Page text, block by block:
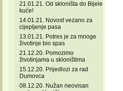
21.01.21. Od skloništa do Bijele
kuće!
14.01.21. Novost vezano za
cijepljenje pasa
13.01.21. Potres je za mnoge
životinje bio spas
21.12.20. Pomozimo
životinjama u skloništima
15.12.20. Prijedlozi za rad
Dumovca
08.12.20. Nužan neovisan